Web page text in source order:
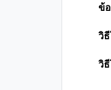
ข้
วิ
วิ